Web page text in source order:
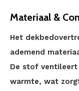
Materiaal &
Het
ademend
De stof ventileert
warmte, wat